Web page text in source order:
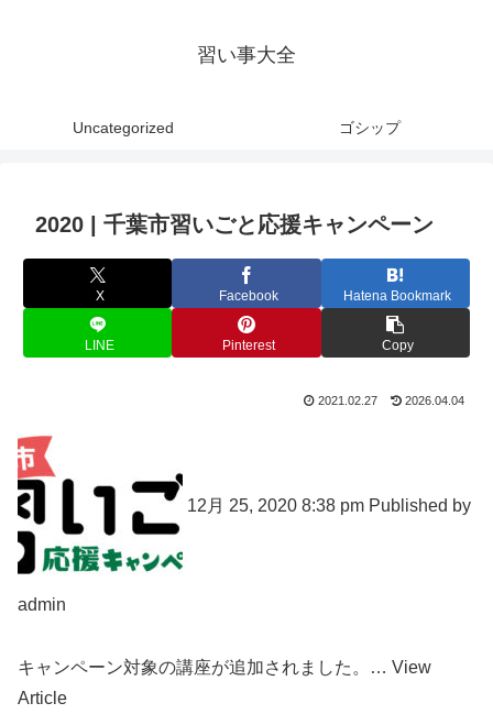
習い事大全
Uncategorized ゴシップ
2020 | 千葉市習いごと応援キャンペーン
X Facebook Hatena Bookmark
LINE Pinterest Copy
2021.02.27 2026.04.04
12月 25, 2020 8:38 pm Published by
admin
キャンペーン対象の講座が追加されました。… View
Article